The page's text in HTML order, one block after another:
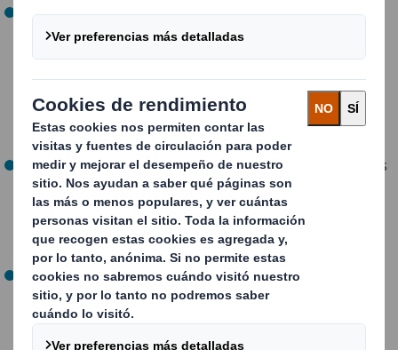
Los costes de envío y almacenamiento, que pueden
verse incrementados o reducidos según el packaging.
Por ejemplo, un embalaje plegable ayudará a reducir el
espacio que ocupa en vacío o un embalaje apilable en
varias alturas te facilitará poder contar con más
unidades en menos espacio sin comprometer el
contenido.
La protección de los productos o las piezas
. Para ello, las
soluciones de packaging a medida pueden ayudarte a
transportar el mayor número de piezas posibles en
perfectas condiciones, reduciendo los riesgos por
movimientos o roturas.
El impacto medioambiental, siendo los embalajes en
cartón ondulado o los embalajes reutilizables dos
opciones para alcanzar los objetivos en materia de
sostenibilidad.